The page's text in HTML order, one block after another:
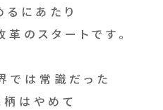
にあたり
のスタートです。
では常識だった
はやめて